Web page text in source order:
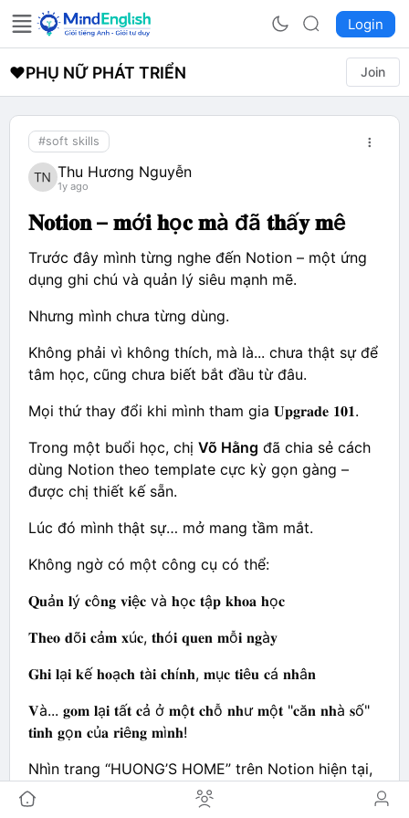
Login
❤️PHỤ NỮ PHÁT TRIỂN Join
#soft skills
Thu Hương Nguyễn
1y ago
𝐍𝐨𝐭𝐢𝐨𝐧 – 𝐦ớ𝐢 𝐡ọ𝐜 𝐦à đã 𝐭𝐡ấ𝐲 𝐦ê
Trước đây mình từng nghe đến Notion – một ứng
dụng ghi chú và quản lý siêu mạnh mẽ.
Nhưng mình chưa từng dùng.
Không phải vì không thích, mà là... chưa thật sự để
tâm học, cũng chưa biết bắt đầu từ đâu.
Mọi thứ thay đổi khi mình tham gia 𝐔𝐩𝐠𝐫𝐚𝐝𝐞 𝟏𝟎𝟏.
Trong một buổi học, chị Võ Hằng đã chia sẻ cách
dùng Notion theo template cực kỳ gọn gàng –
được chị thiết kế sẵn.
Lúc đó mình thật sự… mở mang tầm mắt.
Không ngờ có một công cụ có thể:
𝐐𝐮ả𝐧 𝐥ý 𝐜ô𝐧𝐠 𝐯𝐢ệ𝐜 và 𝐡ọ𝐜 𝐭ậ𝐩 𝐤𝐡𝐨𝐚 𝐡ọ𝐜
𝐓𝐡𝐞𝐨 𝐝õ𝐢 𝐜ả𝐦 𝐱ú𝐜, 𝐭𝐡ó𝐢 𝐪𝐮𝐞𝐧 𝐦ỗ𝐢 𝐧𝐠à𝐲
𝐆𝐡𝐢 𝐥ạ𝐢 𝐤ế 𝐡𝐨ạ𝐜𝐡 𝐭à𝐢 𝐜𝐡í𝐧𝐡, 𝐦ụ𝐜 𝐭𝐢ê𝐮 𝐜á 𝐧𝐡â𝐧
𝐕à... 𝐠𝐨𝐦 𝐥ạ𝐢 𝐭ấ𝐭 𝐜ả ở 𝐦ộ𝐭 𝐜𝐡ỗ 𝐧𝐡ư 𝐦ộ𝐭 "𝐜ă𝐧 𝐧𝐡à 𝐬ố"
𝐭𝐢𝐧𝐡 𝐠ọ𝐧 𝐜ủ𝐚 𝐫𝐢ê𝐧𝐠 𝐦ì𝐧𝐡!
Nhìn trang “HUONG’S HOME” trên Notion hiện tại,
mình thấy như đang dọn dẹp lại tâm trí và cuộc
sống.